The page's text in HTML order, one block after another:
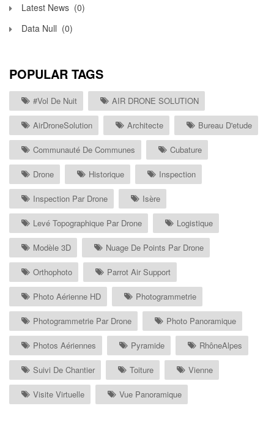
Latest News (0)
Data Null (0)
POPULAR TAGS
#vol De Nuit AIR DRONE SOLUTION
AirDroneSolution Architecte Bureau D'etude
Communauté De Communes Cubature
Drone Historique Inspection
Inspection Par Drone Isère
Levé Topographique Par Drone Logistique
Modèle 3D Nuage De Points Par Drone
Orthophoto Parrot Air Support
Photo Aérienne HD Photogrammetrie
Photogrammetrie Par Drone Photo Panoramique
Photos Aériennes Pyramide RhôneAlpes
Suivi De Chantier Toiture Vienne
Visite Virtuelle Vue Panoramique